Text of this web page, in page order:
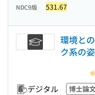
NDC9版 531.67
環境と
ク系の
デジタル 博士論